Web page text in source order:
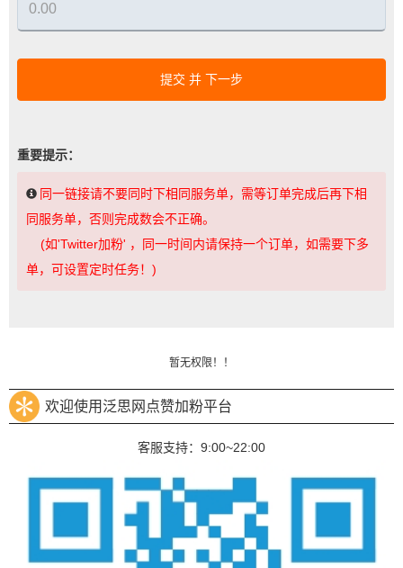
提交 并 下一步
重要提示：
同一链接请不要同时下相同服务单，需等订单完成后再下相
同服务单，否则完成数会不正确。
(如'Twitter加粉' ，同一时间内请保持一个订单，如需要下多
单，可设置定时任务！)
暂无权限！！
欢迎使用泛思网点赞加粉平台
客服支持：9:00~22:00